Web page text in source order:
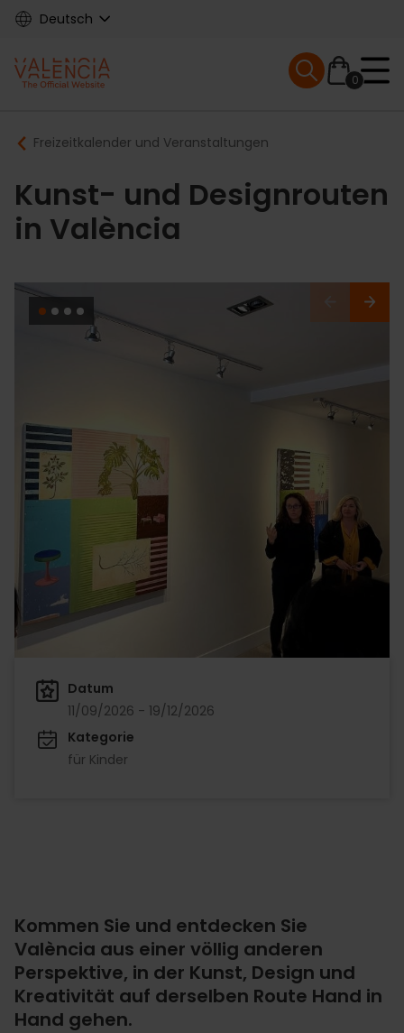
Skip
content
Deutsch
Main
navigation
0
Mobile menu
Breadcrumb
Freizeitkalender und Veranstaltungen
Kunst- und Designrouten
in València
Datum
11/09/2026 - 19/12/2026
Kategorie
für Kinder
Kommen Sie und entdecken Sie
València aus einer völlig anderen
Perspektive, in der Kunst, Design und
Kreativität auf derselben Route Hand in
Hand gehen.